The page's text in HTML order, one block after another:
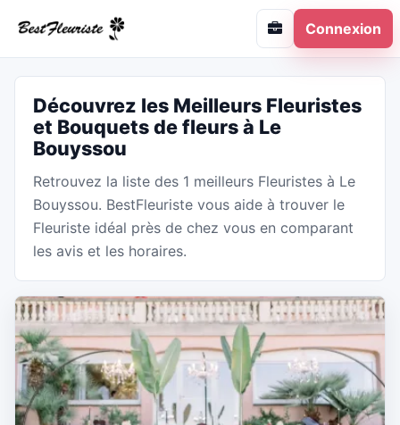
Connexion
Découvrez les Meilleurs Fleuristes
et Bouquets de fleurs à Le
Bouyssou
Retrouvez la liste des 1 meilleurs Fleuristes à Le
Bouyssou. BestFleuriste vous aide à trouver le
Fleuriste idéal près de chez vous en comparant
les avis et les horaires.